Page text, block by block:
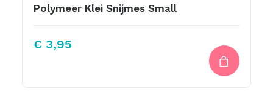
Polymeer Klei Snijmes Small
€ 3,95